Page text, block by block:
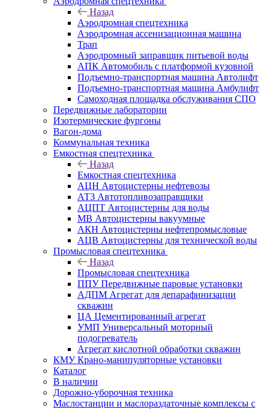
Назад
Аэродромная спецтехника
Аэродромная ассенизационная машина
Трап
Аэродромный заправщик питьевой воды
АПК Автомобиль с платформой кузовной
Подъемно-транспортная машина Автолифт
Подъемно-транспортная машина Амбулифт
Самоходная площадка обслуживания СПО
Передвижные лаборатории
Изотермические фургоны
Вагон-дома
Коммунальная техника
Емкостная спецтехника
Назад
Емкостная спецтехника
АЦН Автоцистерны нефтевозы
АТЗ Автотопливозаправщики
АЦПТ Автоцистерны для воды
МВ Автоцистерны вакуумные
АКН Автоцистерны нефтепромысловые
АЦВ Автоцистерны для технической воды
Промысловая спецтехника
Назад
Промысловая спецтехника
ППУ Передвижные паровые установки
АДПМ Агрегат для депарафинизации
скважин
ЦА Цементированный агрегат
УМП Универсальный моторный
подогреватель
Агрегат кислотной обработки скважин
КМУ Крано-манипуляторные установки
Каталог
В наличии
Дорожно-уборочная техника
Маслостанции и маслораздаточные комплексы с